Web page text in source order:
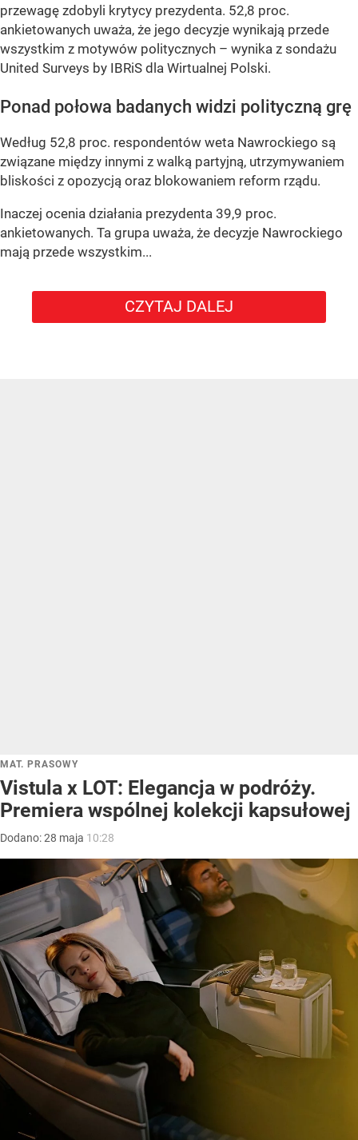
przewagę zdobyli krytycy prezydenta. 52,8 proc.
ankietowanych uważa, że jego decyzje wynikają przede
wszystkim z motywów politycznych – wynika z sondażu
United Surveys by IBRiS dla Wirtualnej Polski.
Ponad połowa badanych widzi polityczną grę
Według 52,8 proc. respondentów weta Nawrockiego są
związane między innymi z walką partyjną, utrzymywaniem
bliskości z opozycją oraz blokowaniem reform rządu.
Inaczej ocenia działania prezydenta 39,9 proc.
ankietowanych. Ta grupa uważa, że decyzje Nawrockiego
mają przede wszystkim...
CZYTAJ DALEJ
MAT. PRASOWY
Vistula x LOT: Elegancja w podróży.
Premiera wspólnej kolekcji kapsułowej
Dodano:28 maja 10:28